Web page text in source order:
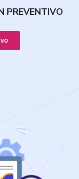
PREVENTIVO